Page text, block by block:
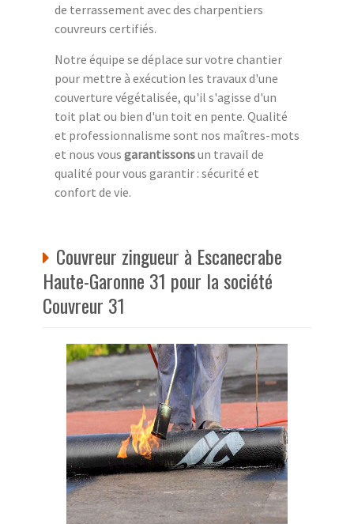
de terrassement avec des charpentiers
couvreurs certifiés.
Notre équipe se déplace sur votre chantier
pour mettre à exécution les travaux d'une
couverture végétalisée, qu'il s'agisse d'un
toit plat ou bien d'un toit en pente. Qualité
et professionnalisme sont nos maîtres-mots
et nous vous garantissonsun travail de
qualité pour vous garantir : sécurité et
confort de vie.
Couvreur zingueur à Escanecrabe
Haute-Garonne 31 pour la société
Couvreur 31